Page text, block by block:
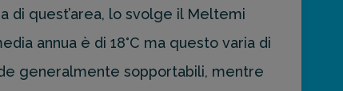
di quest’area, lo svolge il Meltemi
annua è di 18°C ma questo varia di
generalmente sopportabili, mentre